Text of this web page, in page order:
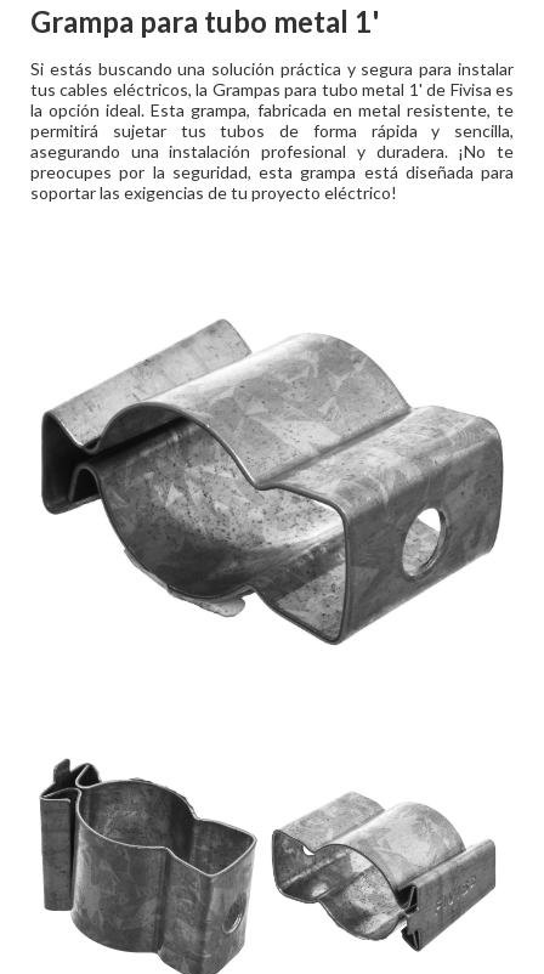
Grampa para tubo metal 1'
Si estás buscando una solución práctica y segura para instalar
tus cables eléctricos, la Grampas para tubo metal 1' de Fivisa es
la opción ideal. Esta grampa, fabricada en metal resistente, te
permitirá sujetar tus tubos de forma rápida y sencilla,
asegurando una instalación profesional y duradera. ¡No te
preocupes por la seguridad, esta grampa está diseñada para
soportar las exigencias de tu proyecto eléctrico!